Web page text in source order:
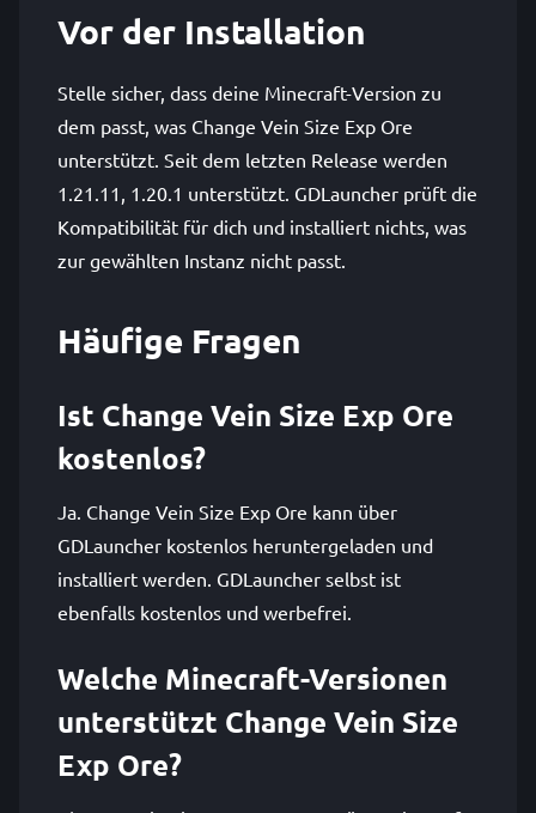
Vor der Installation
Stelle sicher, dass deine Minecraft-Version zu
dem passt, was Change Vein Size Exp Ore
unterstützt. Seit dem letzten Release werden
1.21.11, 1.20.1 unterstützt. GDLauncher prüft die
Kompatibilität für dich und installiert nichts, was
zur gewählten Instanz nicht passt.
Häufige Fragen
Ist Change Vein Size Exp Ore
kostenlos?
Ja. Change Vein Size Exp Ore kann über
GDLauncher kostenlos heruntergeladen und
installiert werden. GDLauncher selbst ist
ebenfalls kostenlos und werbefrei.
Welche Minecraft-Versionen
unterstützt Change Vein Size
Exp Ore?